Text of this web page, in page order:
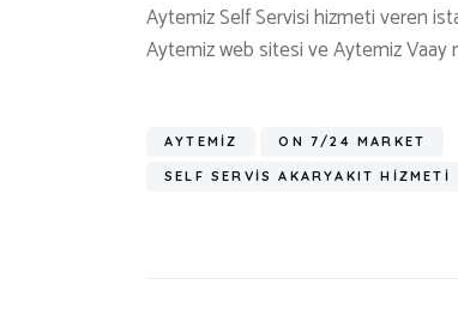
Aytemiz Self Servisi hizmeti veren
Aytemiz web sitesi ve Aytemiz Vaay
AYTEMIZ ON 7/24 MARKET
SELF SERVIS AKARYAKIT HIZMETI